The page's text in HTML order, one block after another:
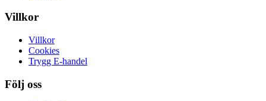
Villkor
Villkor
Cookies
Trygg E-handel
Följ oss